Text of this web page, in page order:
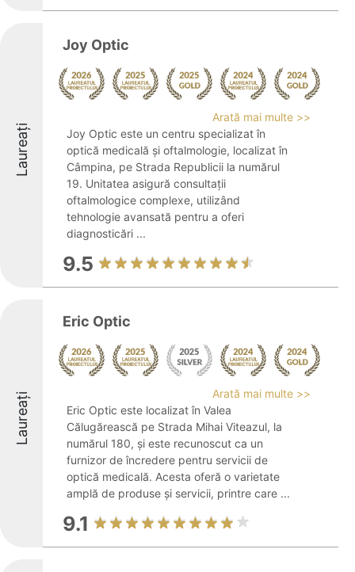
Laureați
Joy Optic
Arată mai multe >>
Joy Optic este un centru specializat în
optică medicală și oftalmologie, localizat în
Câmpina, pe Strada Republicii la numărul
19. Unitatea asigură consultații
oftalmologice complexe, utilizând
tehnologie avansată pentru a oferi
diagnosticări ...
9.5
Laureați
Eric Optic
Arată mai multe >>
Eric Optic este localizat în Valea
Călugărească pe Strada Mihai Viteazul, la
numărul 180, și este recunoscut ca un
furnizor de încredere pentru servicii de
optică medicală. Acesta oferă o varietate
amplă de produse și servicii, printre care ...
9.1